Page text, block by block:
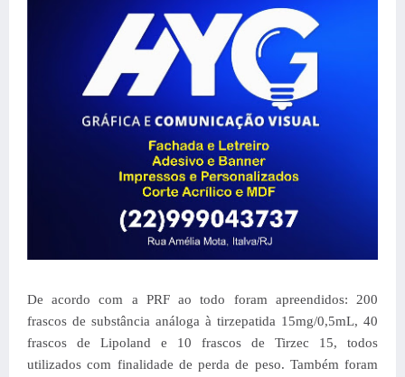
De acordo com a PRF ao todo foram apreendidos: 200
frascos de substância análoga à tirzepatida 15mg/0,5mL, 40
frascos de Lipoland e 10 frascos de Tirzec 15, todos
utilizados com finalidade de perda de peso. Também foram